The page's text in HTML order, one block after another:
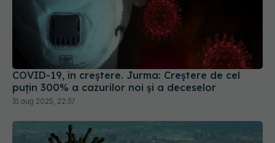
COVID-19, în creștere. Jurma: Creștere de cel
puțin 300% a cazurilor noi și a deceselor
31 aug 2025, 22:37